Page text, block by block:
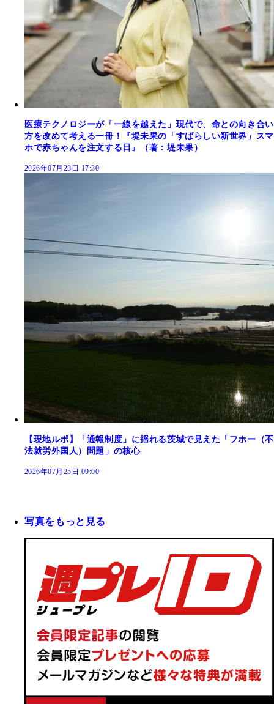
医療テクノロジーが「一線を越えた」現代で、命との向き合い
方を改めて考える一冊！『堤未果の「すばらしい新世界」スマ
ホで赤ちゃんを注文する日』（著：堤未果）
2026年07月28日 17:30
【現地ルポ】「通報制度」に揺れる茨城で見えた「フホー（不
法就労外国人）問題」の核心
2026年07月25日 09:00
写真をもっと見る